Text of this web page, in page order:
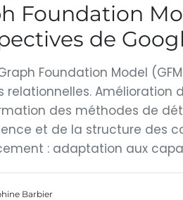
Foundation
de
Graph Foundation Model
relationnelles. Amélioration
des méthodes de
et de la structure des
: adaptation aux
Barbier